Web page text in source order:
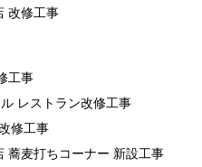
改修工事
工事
レストラン改修工事
修工事
蕎麦打ちコーナー 新設工事